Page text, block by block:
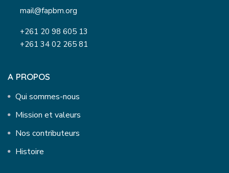
mail@fapbm.org
+261 20 98 605 13
+261 34 02 265 81
A PROPOS
Qui sommes-nous
Mission et valeurs
Nos contributeurs
Histoire